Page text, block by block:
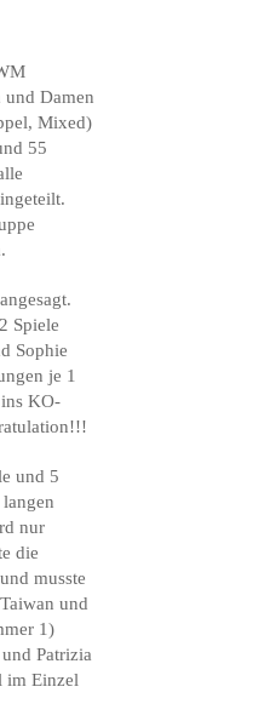
Damen
Mixed)
55
Spiele
Sophie
je 1
KO-
und 5
nur
die
musste
und
1)
Patrizia
im Einzel